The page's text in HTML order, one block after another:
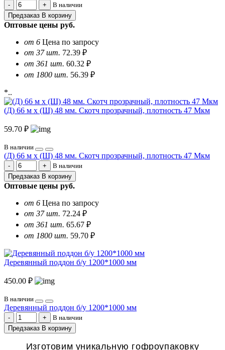
В наличии
Предзаказ В корзину
Оптовые цены руб.
от 6 Цена по запросу
от 37 шт. 72.39 ₽
от 361 шт. 60.32 ₽
от 1800 шт. 56.39 ₽
*..
(Д) 66 м х (Ш) 48 мм. Скотч прозрачный, плотность 47 Мкм
59.70 ₽
В наличии
(Д) 66 м х (Ш) 48 мм. Скотч прозрачный, плотность 47 Мкм
В наличии
Предзаказ В корзину
Оптовые цены руб.
от 6 Цена по запросу
от 37 шт. 72.24 ₽
от 361 шт. 65.67 ₽
от 1800 шт. 59.70 ₽
Деревянный поддон б/у 1200*1000 мм
450.00 ₽
В наличии
Деревянный поддон б/у 1200*1000 мм
В наличии
Предзаказ В корзину
Изготовим уникальную гофроупаковку